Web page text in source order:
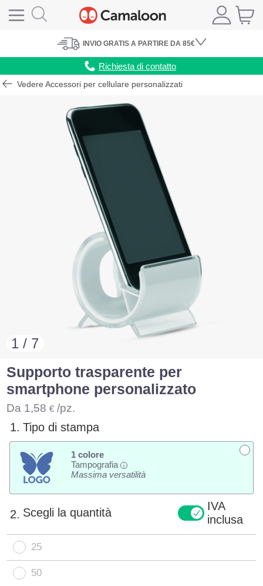
INVIO GRATIS A PARTIRE DA 85€
Richiesta di contatto
Vedere Accessori per cellulare personalizzati
1 / 7
Supporto trasparente per
smartphone personalizzato
Da 1,58 € /pz.
1. Tipo di stampa
1 colore
Tampografia
i
Massima versatilità
2. Scegli la quantità
IVA
inclusa
25
50